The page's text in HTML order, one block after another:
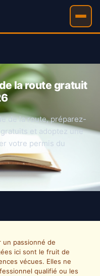
la route gratuit
de la route, préparez-
et adoptez une
votre permis du
passionné de
ici sont le fruit de
vécues. Elles ne
qualifié ou les